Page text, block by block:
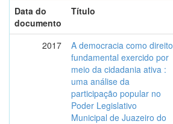
Data do
documento
Título
2017
A democracia como direito
fundamental exercido por
meio da cidadania ativa :
uma análise da
participação popular no
Poder Legislativo
Municipal de Juazeiro do